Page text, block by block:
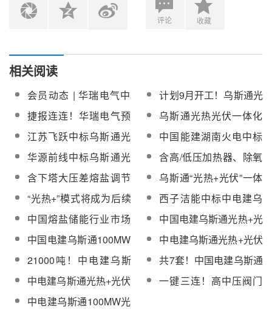
评论 收藏
相关阅读
会员动态 | 华瑞电气中
标乌斯通光热+光伏一体
化工程总承包项目启动
电加热器
计划9月开工！乌斯通光
热+光伏一体化项目工程
总承包储换热及常规岛
建筑安装工程询价
捷报连连！华瑞电气预
中标乌斯通光热+光伏一
体化项目高压给水电加
热器
乌斯通光热光伏一体化
工程热熔盐泵、调温泵
（国产）成交公示
江苏飞跃中标乌斯通光
热+光伏一体化项目冷盐
泵设备
中国能建湖南火电中标
乌斯通光热项目储换热
及常规岛建安工程
华源前线中标乌斯通光
热光伏一体化项目采暖
加热站及附属设备
含高/低压加热器、除氧
器等！乌斯通光热光伏
一体化项目压力容器设
备采购
含下塔大压差熔盐调节
阀、疏盐罐、疏盐泵
等！乌斯通光热+光伏一
体化项目批量采购
乌斯通“光热+光伏”一体
化项目光热吸热塔基础
正拔地而起，镜场基础
浇筑已完成15%
“光热+”模式将成为后续
重点发展方向
西子洁能中标中电建乌
斯通光热+光伏一体化项
目压力容器设备
中国熔盐储能行业市场
现状及竞争格局
中国电建乌斯通光热+光
伏一体化项目熔盐截止
阀采购中标公示
中国电建乌斯通100MW
光热项目镜场定日镜基
础土建施工年度计划超
额完成15%
中电建乌斯通光热+光伏
一体化项目三效蒸发器
设备采购
21000吨！中电建乌斯
通100MW光热项目硝酸
钾盐、硝酸钠盐采购
共7套！中国电建乌斯通
100MW光热项目熔盐超
声波流量计（进口）采
中电建乌斯通光热+光伏
一体化项目三效蒸发器
设备中标公示
一键三连！高中压阀门
中电建乌斯通100MW光